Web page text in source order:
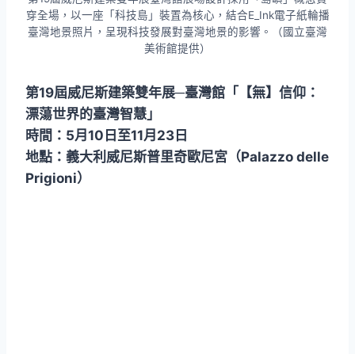
穿全場，以一座「科技島」裝置為核心，結合E_Ink電子紙輪播
臺灣地景照片，呈現科技發展對臺灣地景的影響。（國立臺灣
美術館提供）
第19屆威尼斯建築雙年展─臺灣館「【無】信仰：
漂蕩世界的臺灣智慧｣
時間：5月10日至11月23日
地點：義大利威尼斯普里奇歐尼宮（Palazzo delle
Prigioni）